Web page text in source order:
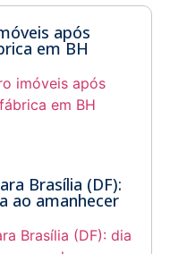
após
em BH
Brasília (DF):
ao amanhecer